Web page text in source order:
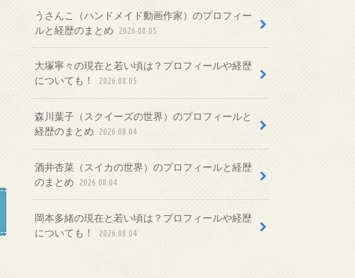
うさんこ（ハンドメイド動画作家）のプロフィー
ルと経歴のまとめ
2026.08.05
大塚寧々の現在と若い頃は？プロフィールや経歴
についても！
2026.08.05
森川葉子（スクイーズの世界）のプロフィールと
経歴のまとめ
2026.08.04
酒井杏菜（スイカの世界）のプロフィールと経歴
のまとめ
2026.08.04
岡本多緒の現在と若い頃は？プロフィールや経歴
についても！
2026.08.04